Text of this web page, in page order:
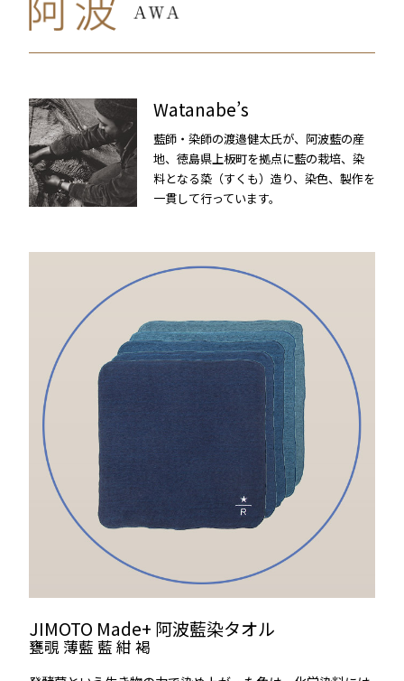
Watanabe’s
藍師・染師の渡邉健太氏が、阿波藍の産
地、徳島県上板町を拠点に藍の栽培、染
料となる蒅（すくも）造り、染色、製作を
一貫して行っています。
JIMOTO Made+ 阿波藍染タオル
甕覗 薄藍 藍 紺 褐